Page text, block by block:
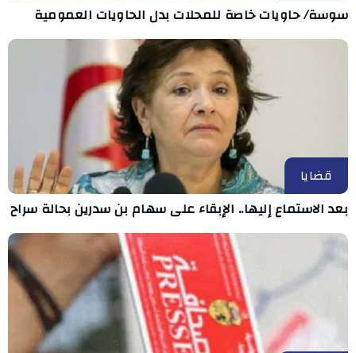
سوسة/ حاويات خاصة للمحلات بدل الحاويات العمومية
قضايا
بعد الاستماع إليها.. الإبقاء على سهام بن سدرين بحالة سراح